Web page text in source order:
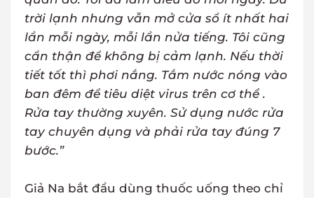
trời lạnh nhưng vẫn mở cửa sổ ít nhất hai
lần mỗi ngày, mỗi lần nửa tiếng. Tôi cũng
cẩn thận để không bị cảm lạnh. Nếu thời
tiết tốt thì phơi nắng. Tắm nước nóng vào
ban đêm để tiêu diệt virus trên cơ thể .
Rửa tay thường xuyên. Sử dụng nước rửa
tay chuyên dụng và phải rửa tay đúng 7
bước.”
Giả Na bắt đầu dùng thuốc uống theo chỉ